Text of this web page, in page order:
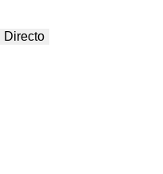
Directo